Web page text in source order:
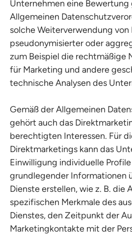
Unternehmen eine Bewertung
Allgemeinen
solche Weiterverwendung von
pseudonymisierter oder
zum Beispiel die rechtmäßige
für Marketing und andere
technische Analysen des
Gemäß der Allgemeinen
gehört auch das
berechtigten Interessen. Für
Direktmarketings kann das
Einwilligung individuelle
grundlegender Informationen
Dienste erstellen, wie z. B. die
spezifischen Merkmale des
Dienstes, den Zeitpunkt der
Marketingkontakte mit der